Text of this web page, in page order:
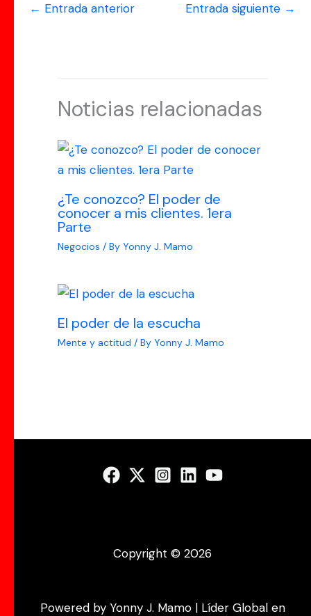
← Entrada anterior Entrada siguiente →
Noticias relacionadas
¿Te conozco? El poder de
conocer a mis clientes. 1era
Parte
Negocios / By Yonny J. Mamo
El poder de la escucha
Mente y actitud / By Yonny J. Mamo
Copyright © 2026
Powered by Yonny J. Mamo | Líder Global en